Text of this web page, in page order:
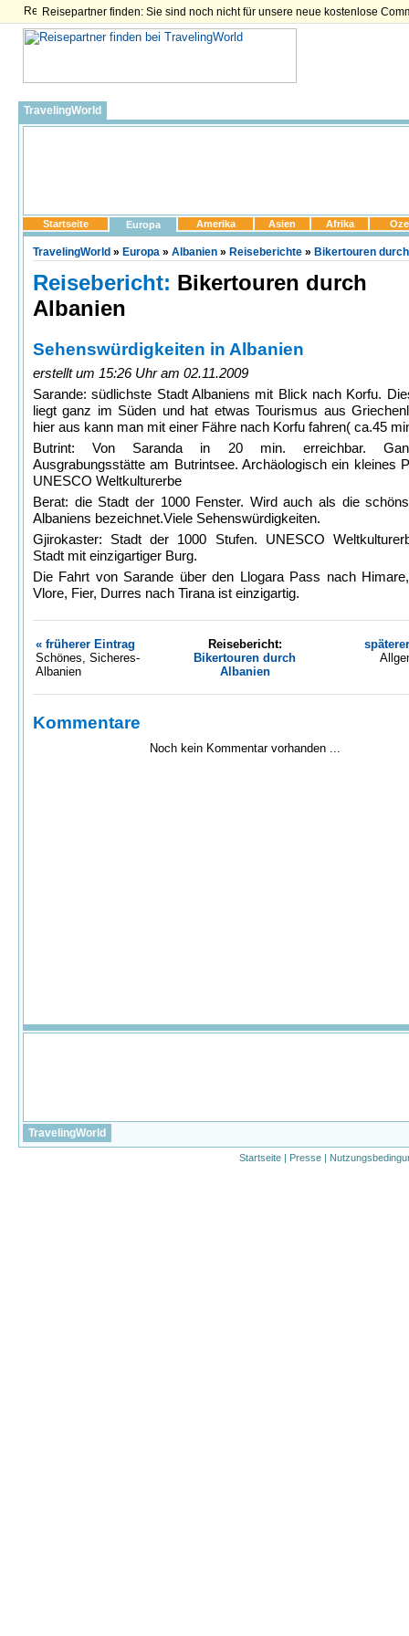
Reisepartner finden: Sie sind noch nicht für unsere neue kostenlose
TravelingWorld
Startseite Europa Amerika Asien Afrika
TravelingWorld » Europa » Albanien » Reiseberichte » Bikertouren
Reisebericht: Bikertouren durch
Albanien
Sehenswürdigkeiten in Albanien
erstellt um 15:26 Uhr am 02.11.2009
Sarande: südlichste Stadt Albaniens mit Blick nach Korfu.
liegt ganz im Süden und hat etwas Tourismus aus
hier aus kann man mit einer Fähre nach Korfu fahren( ca.45
Butrint: Von Saranda in 20 min. erreichbar.
Ausgrabungsstätte am Butrintsee. Archäologisch ein kleines
UNESCO Weltkulturerbe
Berat: die Stadt der 1000 Fenster. Wird auch als die
Albaniens bezeichnet.Viele Sehenswürdigkeiten.
Gjirokaster: Stadt der 1000 Stufen. UNESCO
Stadt mit einzigartiger Burg.
Die Fahrt von Sarande über den Llogara Pass nach
Vlore, Fier, Durres nach Tirana ist einzigartig.
« früherer Eintrag
Schönes, Sicheres-
Albanien
Reisebericht:
Bikertouren durch
Albanien
Kommentare
Noch kein Kommentar vorhanden ...
TravelingWorld
Startseite | Presse |